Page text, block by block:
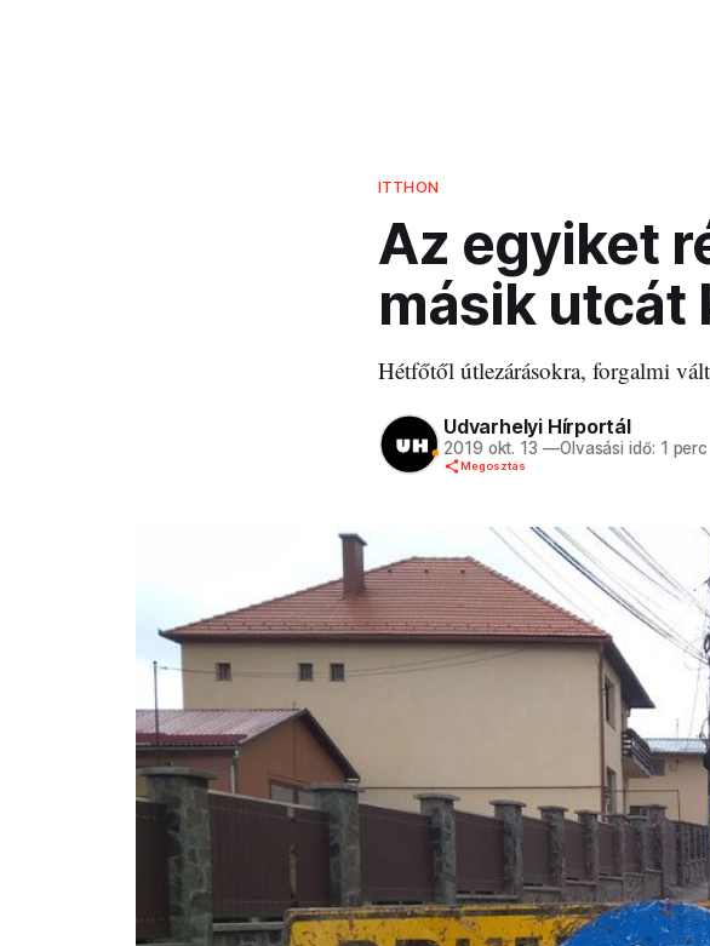
ITTHON
Az egyiket
másik utcát
Hétfőtől útlezárásokra, forgalmi
Udvarhelyi Hírportál
2019 okt. 13 —Olvasási idő: 1 perc
Megosztás